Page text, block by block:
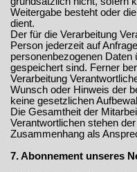
Weitergabe besteht oder
dient.
Der für die Verarbeitung
Person jederzeit auf
personenbezogenen Daten
gespeichert sind. Ferner
Verarbeitung
Wunsch oder Hinweis der
keine gesetzlichen
Die Gesamtheit der
Verantwortlichen stehen
Zusammenhang als
7. Abonnement unseres